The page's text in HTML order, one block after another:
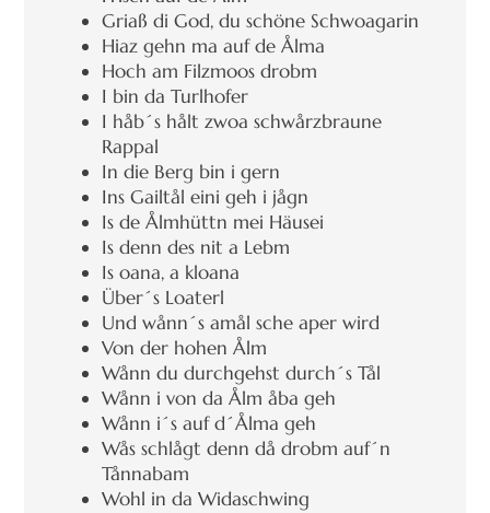
Griaß di God, du schöne Schwoagarin
Hiaz gehn ma auf de Ålma
Hoch am Filzmoos drobm
I bin da Turlhofer
I håb´s hålt zwoa schwårzbraune
Rappal
In die Berg bin i gern
Ins Gailtål eini geh i jågn
Is de Ålmhüttn mei Häusei
Is denn des nit a Lebm
Is oana, a kloana
Über´s Loaterl
Und wånn´s amål sche aper wird
Von der hohen Ålm
Wånn du durchgehst durch´s Tål
Wånn i von da Ålm åba geh
Wånn i´s auf d´Ålma geh
Wås schlågt denn då drobm auf´n
Tånnabam
Wohl in da Widaschwing